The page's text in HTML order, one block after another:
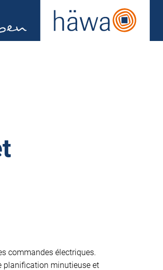
commandes électriques.
planification minutieuse et